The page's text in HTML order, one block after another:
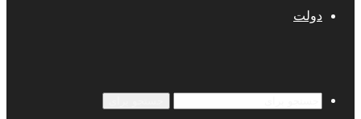
دولت